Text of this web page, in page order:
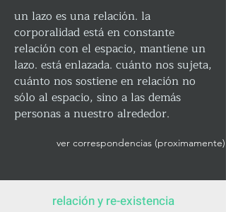
un lazo es una relación. la
corporalidad está en constante
relación con el espacio, mantiene un
lazo. está enlazada. cuánto nos sujeta,
cuánto nos sostiene en relación no
sólo al espacio, sino a las demás
personas a nuestro alrededor.
ver correspondencias (proximamente)
relación y re-existencia